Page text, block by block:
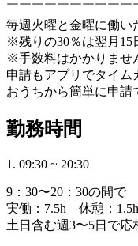
￣￣￣￣￣￣￣￣￣￣
毎週火曜と金曜に働い
※残りの30％は翌月15
※手数料はかかりませ
申請もアプリでタイム
おうちから簡単に申
勤務時間
1. 09:30 ~ 20:30
9：30〜20：30の間で
実働：7.5h 休憩：1.5h
土日含む週3〜5日で応